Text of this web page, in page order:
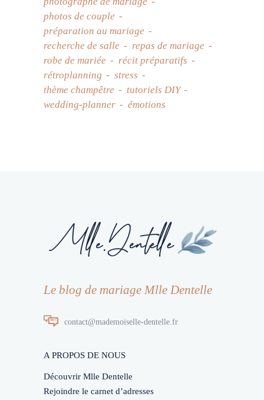
photos de couple
préparation au mariage
recherche de salle
repas de mariage
robe de mariée
récit préparatifs
rétroplanning
stress
thème champêtre
tutoriels DIY
wedding-planner
émotions
Le blog de mariage Mlle Dentelle
contact@mademoiselle-dentelle.fr
A PROPOS DE NOUS
Découvrir Mlle Dentelle
Rejoindre le carnet d’adresses